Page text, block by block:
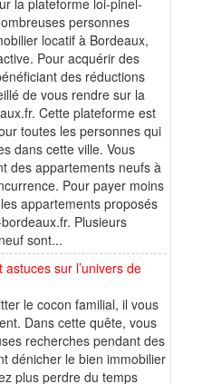
personnes
locatif à Bordeaux,
Pour acquérir des
des réductions
de vous rendre sur la
Cette plateforme est
toutes les personnes qui
dans cette ville. Vous
des appartements neufs à
Pour payer moins
appartements proposés
Plusieurs
sont...
sur l’univers de
le cocon familial, il vous
Dans cette quête, vous
recherches pendant des
dénicher le bien immobilier
plus perdre du temps